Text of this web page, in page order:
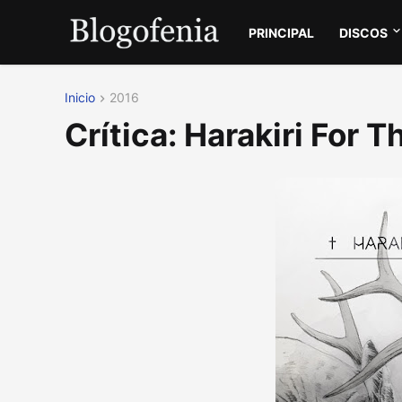
PRINCIPAL DISCOS
Inicio 2016
Crítica: Harakiri For